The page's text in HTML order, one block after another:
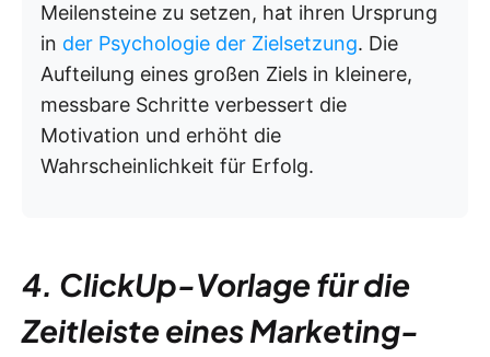
Meilensteine zu setzen, hat ihren Ursprung
in der Psychologie der Zielsetzung. Die
Aufteilung eines großen Ziels in kleinere,
messbare Schritte verbessert die
Motivation und erhöht die
Wahrscheinlichkeit für Erfolg.
4. ClickUp-Vorlage für die
Zeitleiste eines Marketing-